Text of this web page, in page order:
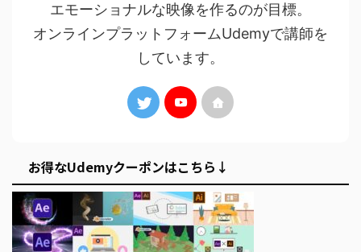
エモーショナルな映像を作るのが目標。
オンラインプラットフォームUdemyで講師を
しています。
お得なUdemyクーポンはこちら↓